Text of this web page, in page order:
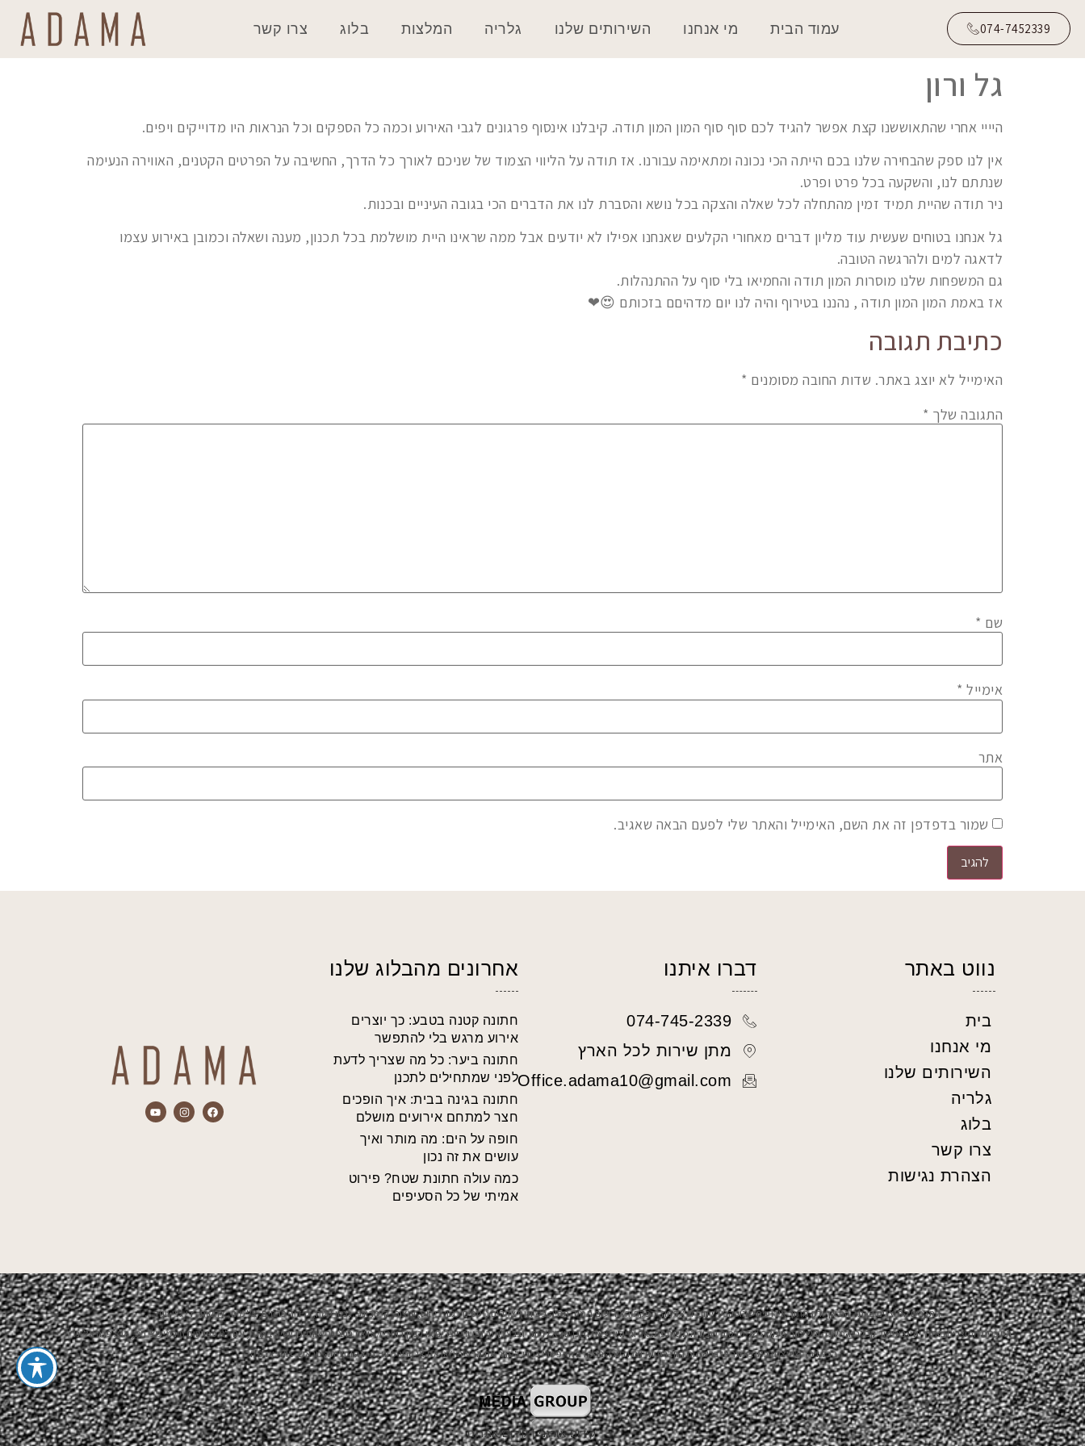
074-7452339 עמוד הבית מי אנחנו השירותים שלנו גלריה המלצות בלוג צרו קשר
גל ורון
היייי אחרי שהתאוששנו קצת אפשר להגיד לכם סוף סוף המון המון תודה. קיבלנו אינסוף פרגונים לגבי האירוע וכמה כל הספקים וכל הנראות היו מדוייקים ויפים.
אין לנו ספק שהבחירה שלנו בכם הייתה הכי נכונה ומתאימה עבורנו. אז תודה על הליווי הצמוד של שניכם לאורך כל הדרך, החשיבה על הפרטים הקטנים, האווירה הנעימה
שנתתם לנו, והשקעה בכל פרט ופרט.
ניר תודה שהיית תמיד זמין מהתחלה לכל שאלה והצקה בכל נושא והסברת לנו את הדברים הכי בגובה העיניים ובכנות.
גל אנחנו בטוחים שעשית עוד מליון דברים מאחורי הקלעים שאנחנו אפילו לא יודעים אבל ממה שראינו היית מושלמת בכל תכנון, מענה ושאלה וכמובן באירוע עצמו
לדאגה למים ולהרגשה הטובה.
גם המשפחות שלנו מוסרות המון תודה והחמיאו בלי סוף על ההתנהלות.
אז באמת המון המון תודה , נהננו בטירוף והיה לנו יום מדהיםם בזכותם 😍❤
כתיבת תגובה
האימייל לא יוצג באתר. שדות החובה מסומנים *
התגובה שלך *
שם *
אימייל *
אתר
שמור בדפדפן זה את השם, האימייל והאתר שלי לפעם הבאה שאגיב.
נווט באתר
בית
מי אנחנו
השירותים שלנו
גלריה
בלוג
צרו קשר
הצהרת נגישות
דברו איתנו
074-745-2339
מתן שירות לכל הארץ
Office.adama10@gmail.com
אחרונים מהבלוג שלנו
חתונה קטנה בטבע: כך יוצרים
אירוע מרגש בלי להתפשר
חתונה ביער: כל מה שצריך לדעת
לפני שמתחילים לתכנן
חתונה בגינה בבית: איך הופכים
חצר למתחם אירועים מושלם
חופה על הים: מה מותר ואיך
עושים את זה נכון
כמה עולה חתונת שטח? פירוט
אמיתי של כל הסעיפים
התכנים המוצגים באתר הם אך ורק מתוך אירועים שהופקו ע"י חברת אדמה. הפקת האירועים תמיד תהיה בשיתוף צדדים נוספים כגון: ריהוט, עיצוב, קייטרינג, נכסי שטח, סידור פרחים, צלמים, להקות, די ג'יי ועוד…
התכנים המוצגים באתר יהיו באישור קבלני המשנה ובשיתוף פעולה של פרסום ועבודה משותפת. אם והיה ומצאת תוכן שלא לרוחך ובבעלותך זכויות יוצרים או קניין רוחני ו/או אין ברצונך שהתוכן יופיע באתר, וגם לא כפרסום חינמי מצידנו, אנא פנה אלינו
בכל דרך שמוצגת כאן באתר או ברשתות החברתיות ואנו נענה בהקדם האפשרי בכדי לסדר את הבעיה ו/או את אי הנעימות, תודה וסליחה מראש, צוות אדמה.
קידום אורגני|קידום אתרים